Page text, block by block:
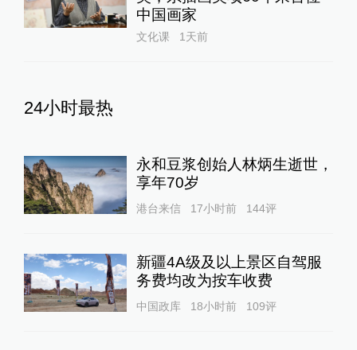
中国画家
文化课 1天前
24小时最热
永和豆浆创始人林炳生逝世，
享年70岁
港台来信 17小时前 144评
新疆4A级及以上景区自驾服
务费均改为按车收费
中国政库 18小时前 109评